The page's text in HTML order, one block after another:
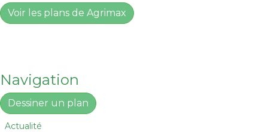
Voir les plans de Agrimax
Navigation
Dessiner un plan
Actualité